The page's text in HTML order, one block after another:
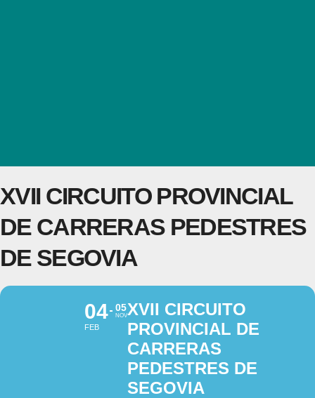
XVII CIRCUITO PROVINCIAL
DE CARRERAS PEDESTRES
DE SEGOVIA
04
FEB
05
NOVXVII CIRCUITO
PROVINCIAL DE
CARRERAS
PEDESTRES DE
SEGOVIA